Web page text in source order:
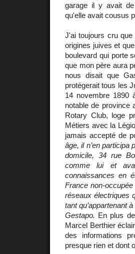
garage il y avait de
qu'elle avait cousus
J'ai toujours cru
origines juives et
boulevard qui porte
que mon père aura
nous disait que
protégerait tous les
14 novembre 1890
notable de province
Rotary Club, loge
Métiers avec la
jamais accepté de
âge, il n’en participa
domicile, 34 rue
comme lui et
connaissances en
France non-
réseaux électriques
tant qu’appartenant
Gestapo. En plus
Marcel Berthier
des informations
presque rien et dont